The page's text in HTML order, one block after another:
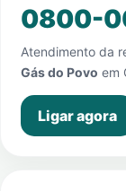
0800-
Atendimento da
Gás do Povo em
Ligar agora